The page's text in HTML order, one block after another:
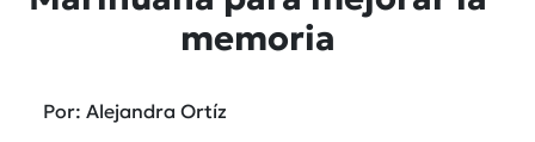
memoria
Por: Alejandra Ortíz